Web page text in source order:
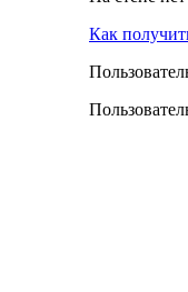
Как